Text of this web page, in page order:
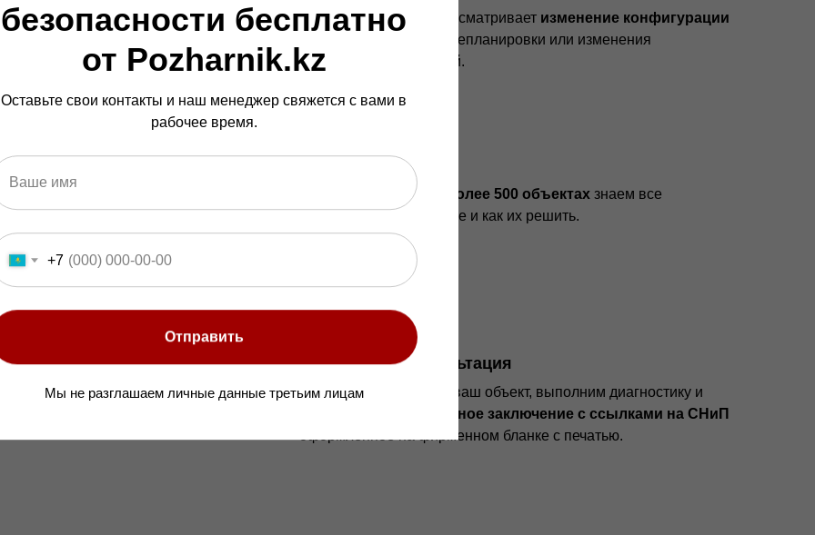
N23028116на
Наш проект АПС предусматривает изменение конфигурации
на случай перепланировки или изменения
назначения помещений.
датчиков в соответствии
Опыт более 10 лет
Установили АПС на более 500 объектах знаем все
возможные проблемные и как их решить.
- клиент
Бесплатная консультация
Бесплатно выедем на ваш объект, выполним диагностику и
предоставим экспертное заключение с ссылками на СНиП
оформленное на фирменном бланке с печатью.
безопасности бесплатно
от Pozharnik.kz
Оставьте свои контакты и наш менеджер свяжется с вами в
рабочее время.
+7
Отправить
Мы не разглашаем личные данные третьим лицам